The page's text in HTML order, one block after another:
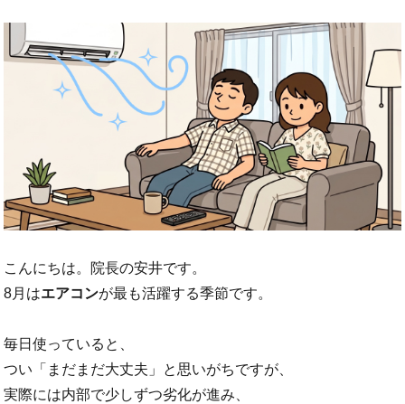
こんにちは。院長の安井です。
8月はエアコンが最も活躍する季節です。
毎日使っていると、
つい「まだまだ大丈夫」と思いがちですが、
実際には内部で少しずつ劣化が進み、